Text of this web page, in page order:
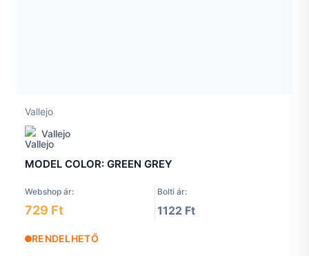
Vallejo
Vallejo
MODEL COLOR: GREEN GREY
Webshop ár: Bolti ár:
729 Ft 1122 Ft
RENDELHETŐ